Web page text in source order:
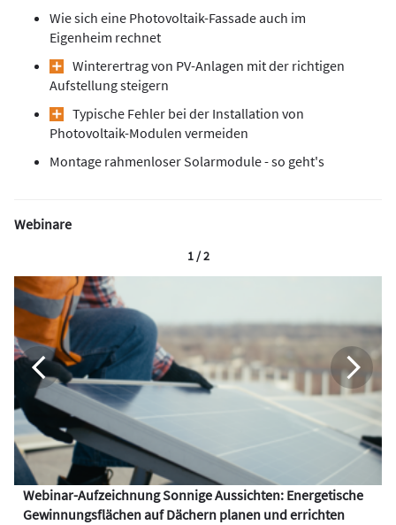
Wie sich eine Photovoltaik-Fassade auch im
Eigenheim rechnet
Winterertrag von PV-Anlagen mit der richtigen
Aufstellung steigern
Typische Fehler bei der Installation von
Photovoltaik-Modulen vermeiden
Montage rahmenloser Solarmodule - so geht's
Webinare
Webinar-Aufzeichnung Sonnige Aussichten: Energetische
Gewinnungsflächen auf Dächern planen und errichten
1 / 2